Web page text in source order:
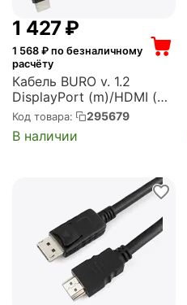
1 427₽
1 568 ₽ по безналичному
расчёту
Кабель BURO v. 1.2
DisplayPort (m)/HDMI (m)
3м. Позолоченные
контакты черный (BHP
DPP_HDMI-3)
Код товара: 295679
В наличии